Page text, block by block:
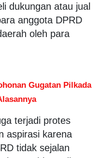
dukungan atau jual
anggota DPRD
oleh para
Gugatan Pilkada
terjadi protes
aspirasi karena
tidak sejalan